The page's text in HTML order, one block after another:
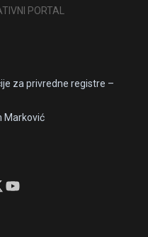
PORTAL
za privredne registre –
Marković